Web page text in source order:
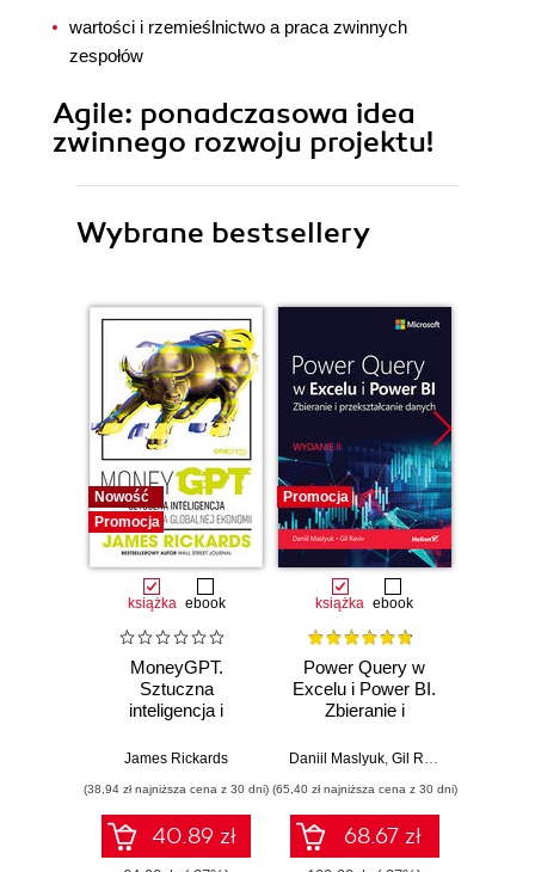
wartości i rzemieślnictwo a praca zwinnych
zespołów
Agile: ponadczasowa idea
zwinnego rozwoju projektu!
Wybrane bestsellery
Nowość
Promocja
książka ebook
MoneyGPT.
Sztuczna
inteligencja i
globalnej ekonomii
James Rickards
(38,94 zł najniższa cena z 30 dni)
40.89 zł
Promocja
książka ebook
Power Query w
Excelu i Power BI.
Zbieranie i
danych. Wydanie II
Daniil Maslyuk, Gil Raviv
(65,40 zł najniższa cena z 30 dni)
68.67 zł